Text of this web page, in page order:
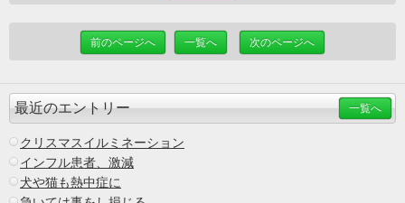
前のページへ 一覧へ 次のページへ
最近のエントリー 一覧へ
クリスマスイルミネーション
インフル患者、激減
犬や猫も熱中症に